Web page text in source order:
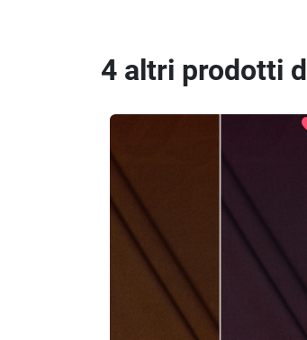
4 altri prodotti